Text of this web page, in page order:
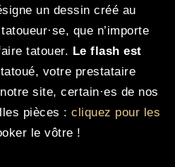
un dessin créé au
que n’importe
tatouer. Le flash est
votre prestataire
site, certain·es de nos
pièces : cliquez pour les
le vôtre !